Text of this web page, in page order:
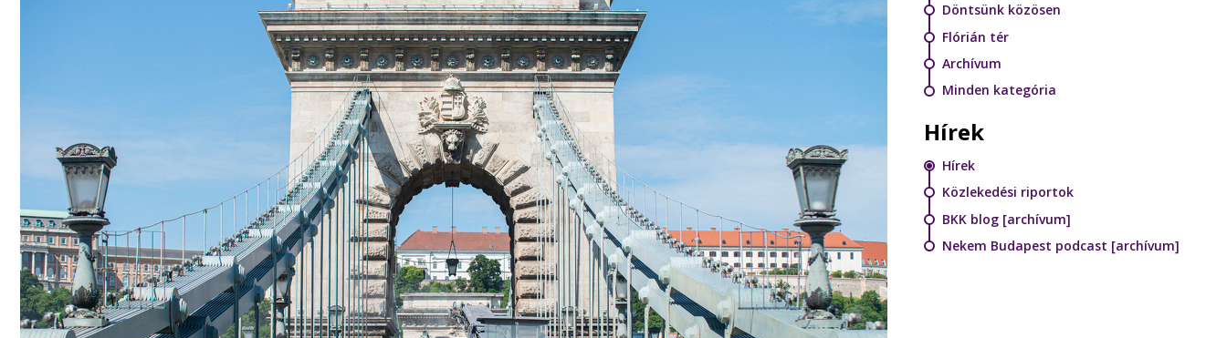
Döntsünk közösen
Flórián tér
Archívum
Minden kategória
Hírek
Hírek
Közlekedési riportok
BKK blog [archívum]
Nekem Budapest podcast [archívum]